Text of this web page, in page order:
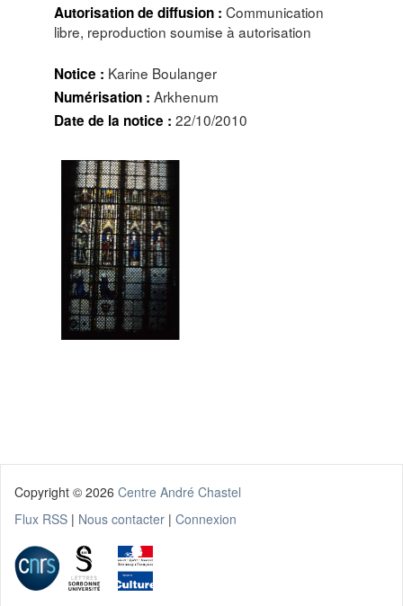
Autorisation de diffusion : Communication
libre, reproduction soumise à autorisation
Notice : Karine Boulanger
Numérisation : Arkhenum
Date de la notice : 22/10/2010
Copyright © 2026 Centre André Chastel
Flux RSS | Nous contacter | Connexion